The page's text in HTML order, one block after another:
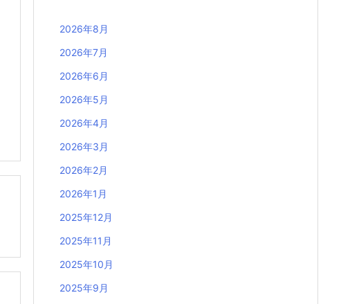
2026年8月
2026年7月
2026年6月
2026年5月
2026年4月
2026年3月
2026年2月
2026年1月
2025年12月
2025年11月
2025年10月
2025年9月